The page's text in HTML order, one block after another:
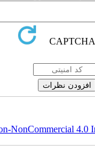
NonCommercial 4.0